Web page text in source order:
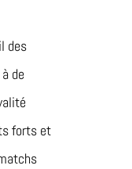
des
de
forts et